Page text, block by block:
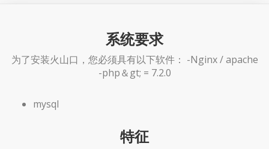
系统要求
为了安装火山口，您必须具有以下软件： -Nginx / apache
-php＆gt; = 7.2.0
mysql
特征